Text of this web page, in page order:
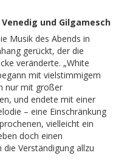
und Gilgamesch
Musik des Abends in
gerückt, der die
veränderte. „White
mit vielstimmigem
nur mit großer
und endete mit einer
– eine Einschränkung
vielleicht ein
doch einen
Verständigung allzu